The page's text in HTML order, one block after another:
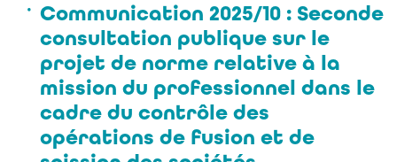
Communication 2025/10 : Seconde
consultation publique sur le
projet de norme relative à la
mission du professionnel dans le
cadre du contrôle des
opérations de fusion et de